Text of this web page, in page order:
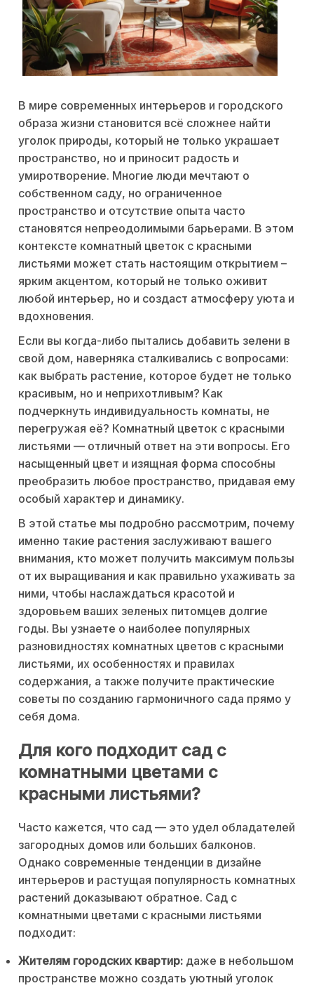
В мире современных интерьеров и городского
образа жизни становится всё сложнее найти
уголок природы, который не только украшает
пространство, но и приносит радость и
умиротворение. Многие люди мечтают о
собственном саду, но ограниченное
пространство и отсутствие опыта часто
становятся непреодолимыми барьерами. В этом
контексте комнатный цветок с красными
листьями может стать настоящим открытием –
ярким акцентом, который не только оживит
любой интерьер, но и создаст атмосферу уюта и
вдохновения.
Если вы когда-либо пытались добавить зелени в
свой дом, наверняка сталкивались с вопросами:
как выбрать растение, которое будет не только
красивым, но и неприхотливым? Как
подчеркнуть индивидуальность комнаты, не
перегружая её? Комнатный цветок с красными
листьями — отличный ответ на эти вопросы. Его
насыщенный цвет и изящная форма способны
преобразить любое пространство, придавая ему
особый характер и динамику.
В этой статье мы подробно рассмотрим, почему
именно такие растения заслуживают вашего
внимания, кто может получить максимум пользы
от их выращивания и как правильно ухаживать за
ними, чтобы наслаждаться красотой и
здоровьем ваших зеленых питомцев долгие
годы. Вы узнаете о наиболее популярных
разновидностях комнатных цветов с красными
листьями, их особенностях и правилах
содержания, а также получите практические
советы по созданию гармоничного сада прямо у
себя дома.
Для кого подходит сад с
комнатными цветами с
красными листьями?
Часто кажется, что сад — это удел обладателей
загородных домов или больших балконов.
Однако современные тенденции в дизайне
интерьеров и растущая популярность комнатных
растений доказывают обратное. Сад с
комнатными цветами с красными листьями
подходит:
Жителям городских квартир: даже в небольшом
пространстве можно создать уютный уголок